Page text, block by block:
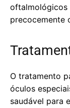
oftalmológicos
precocemente
O tratamento
óculos
saudável para